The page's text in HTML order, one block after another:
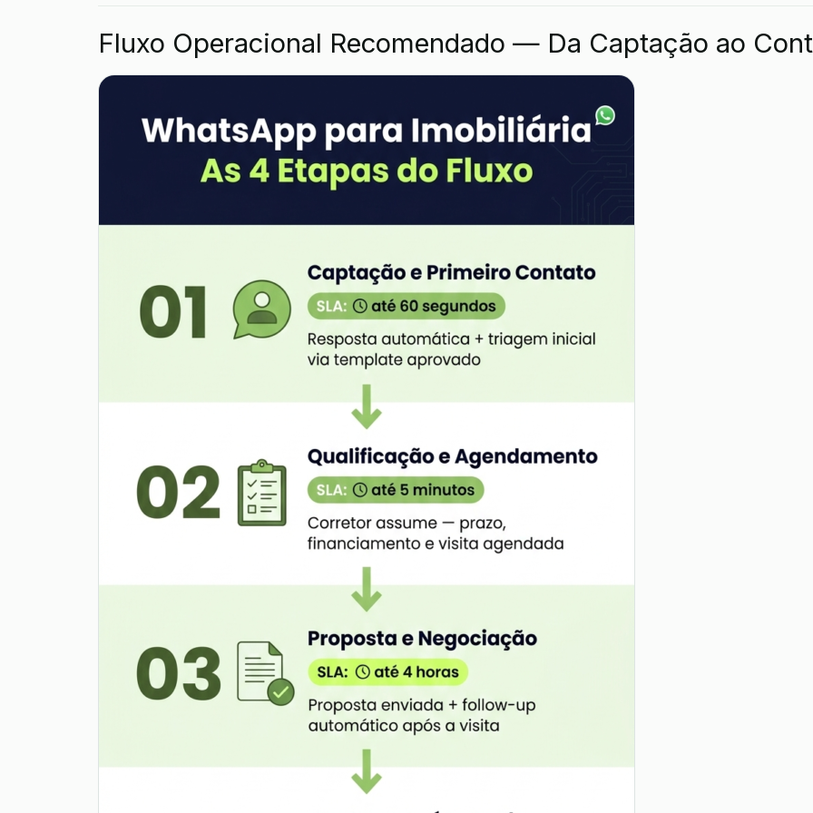
Fluxo Operacional Recomendado — Da Captação ao